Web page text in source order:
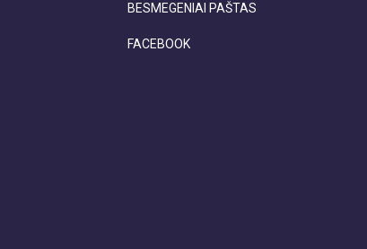
BESMEGENIAI PAŠTAS
FACEBOOK